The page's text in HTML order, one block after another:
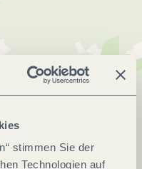
stimmen Sie der
Technologien auf